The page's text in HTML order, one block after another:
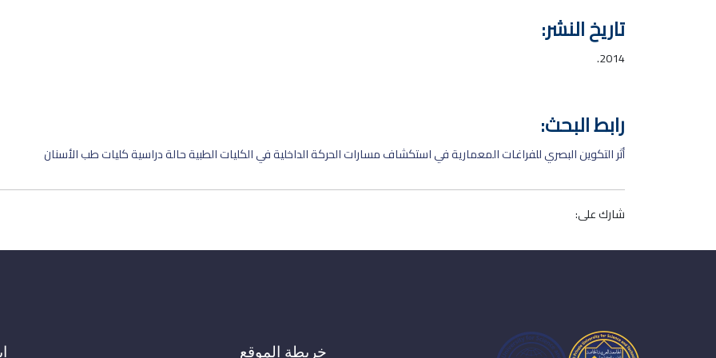
تاريخ النشر:
2014.
رابط البحث:
أثر التكوين البصري للفراغات المعمارية في استكشاف مسارات الحركة الداخلية في الكليات الطبية حالة دراسية كليات طب الأسنان
شارك على:
خريطة الموقع